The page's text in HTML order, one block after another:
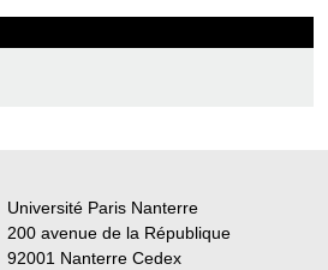
Université Paris Nanterre
200 avenue de la République
92001 Nanterre Cedex